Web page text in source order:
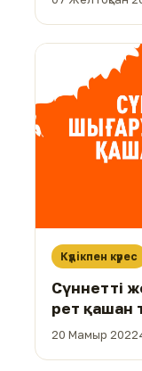
Күдікпен күрес
Сүннетті
рет қашан
20 Мамыр 2022